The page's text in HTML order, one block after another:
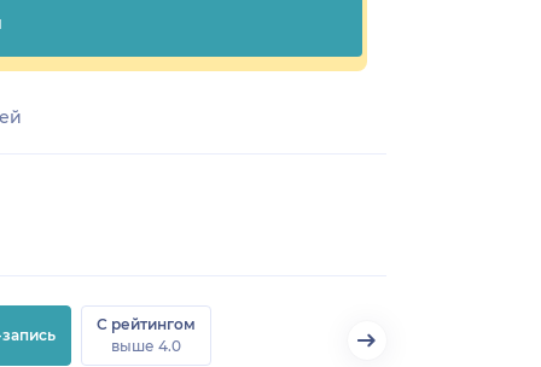
С рейтингом
выше 4.0